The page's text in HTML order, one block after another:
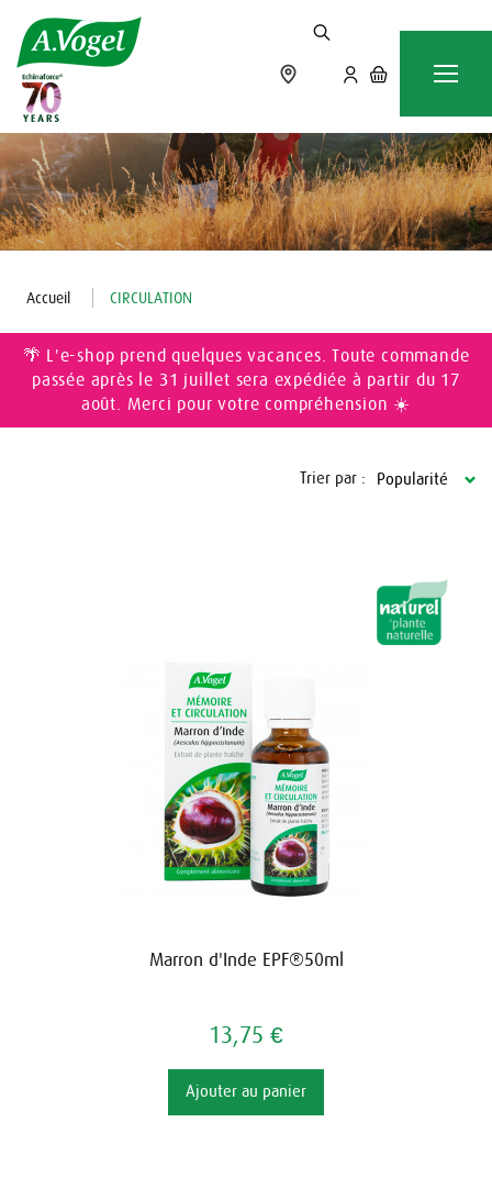
Accueil CIRCULATION
🌴 L'e-shop prend quelques vacances. Toute commande
passée après le 31 juillet sera expédiée à partir du 17
août. Merci pour votre compréhension ☀️
Popularité
Trier par :
Marron d'Inde EPF®50ml
13,75 €
Ajouter au panier